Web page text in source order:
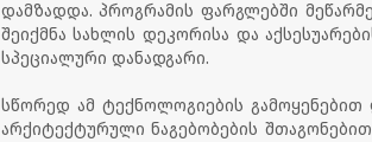
დამზადდა. პროგრამის ფარგლებში
შეიქმნა სახლის დეკორისა და
სპეციალური დანადგარი.
სწორედ ამ ტექნოლოგიების გამოყენებით
არქიტექტურული ნაგებობების